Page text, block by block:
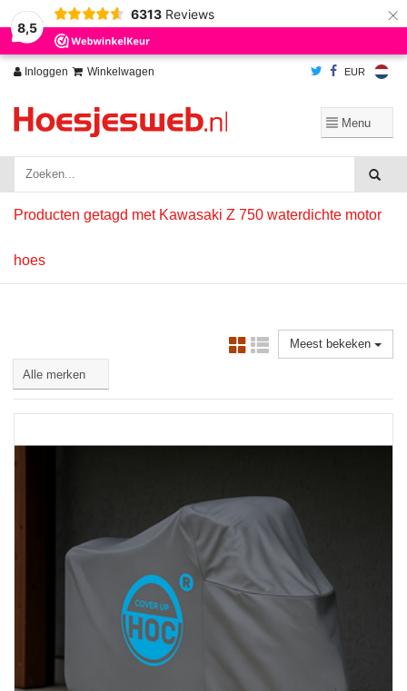
8,5
6313 Reviews ×
Inloggen Winkelwagen EUR
Producten getagd met Kawasaki Z 750 waterdichte motor
hoes
Meest bekeken
Wij slaan cookies op om onze website te verbeteren. Is dat akkoord?
Ja
Nee